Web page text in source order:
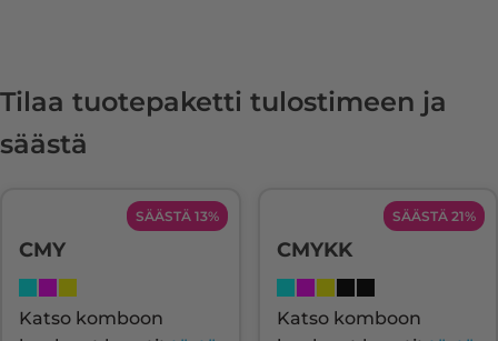
Tilaa tuotepaketti tulostimeen ja
säästä
SÄÄSTÄ 13%
CMY
Katso komboon
SÄÄSTÄ 21%
CMYKK
Katso komboon